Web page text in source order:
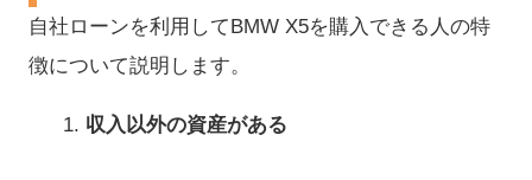
自社ローンを利用してBMW X5を購入できる人の特
徴について説明します。
収入以外の資産がある